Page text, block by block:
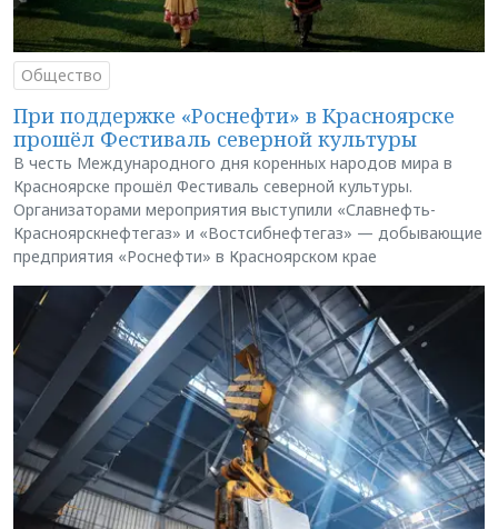
Общество
При поддержке «Роснефти» в Красноярске
прошёл Фестиваль северной культуры
В честь Международного дня коренных народов мира в
Красноярске прошёл Фестиваль северной культуры.
Организаторами мероприятия выступили «Славнефть-
Красноярскнефтегаз» и «Востсибнефтегаз» — добывающие
предприятия «Роснефти» в Красноярском крае